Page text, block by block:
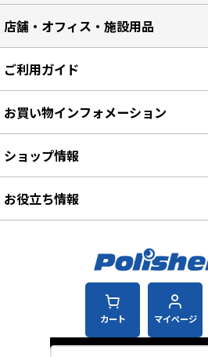
店舗・オフィス・施設用品
カート マイページ
ご利用ガイド
お買い物インフォメーション
ショップ情報
お役立ち情報